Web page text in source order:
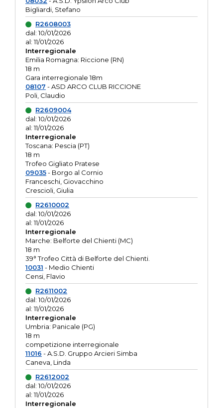
Bigliardi, Stefano
R2608003
dal: 10/01/2026
al: 11/01/2026
Interregionale
Emilia Romagna: Riccione (RN)
18 m
Gara interregionale 18m
08107 - ASD ARCO CLUB RICCIONE
Poli, Claudio
R2609004
dal: 10/01/2026
al: 11/01/2026
Interregionale
Toscana: Pescia (PT)
18 m
Trofeo Gigliato Pratese
09035- Borgo al Cornio
Franceschi, Giovacchino
Crescioli, Giulia
R2610002
dal: 10/01/2026
al: 11/01/2026
Interregionale
Marche: Belforte del Chienti (MC)
18 m
39° Trofeo Città di Belforte del Chienti.
10031 - Medio Chienti
Censi, Flavio
R2611002
dal: 10/01/2026
al: 11/01/2026
Interregionale
Umbria: Panicale (PG)
18 m
competizione interregionale
11016 - A.S.D. Gruppo Arcieri Simba
Caneva, Linda
R2612002
dal: 10/01/2026
al: 11/01/2026
Interregionale